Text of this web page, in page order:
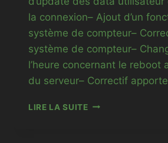
la connexion– Ajout d’un
système de compteur–
système de compteur–
l’heure concernant le reboot
du serveur– Correctif
LIRE LA SUITE23-